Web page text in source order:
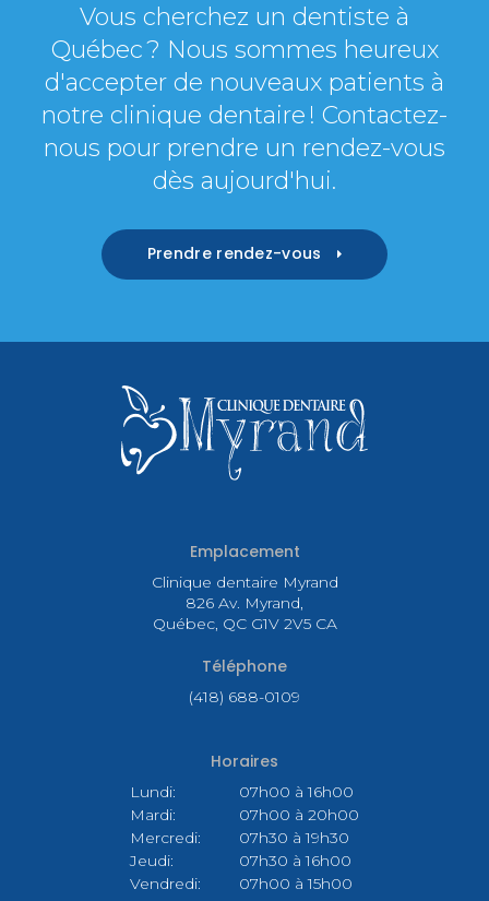
Vous cherchez un dentiste à
Québec ? Nous sommes heureux
d'accepter de nouveaux patients à
notre clinique dentaire ! Contactez-
nous pour prendre un rendez-vous
dès aujourd'hui.
Prendre rendez-vous
Emplacement
Clinique dentaire Myrand
826 Av. Myrand
Québec QC G1V 2V5 CA
Téléphone
(418) 688-0109
Horaires
Lundi:
07h00 à 16h00
Mardi:
07h00 à 20h00
Mercredi:
07h30 à 19h30
Jeudi:
07h30 à 16h00
Vendredi:
07h00 à 15h00